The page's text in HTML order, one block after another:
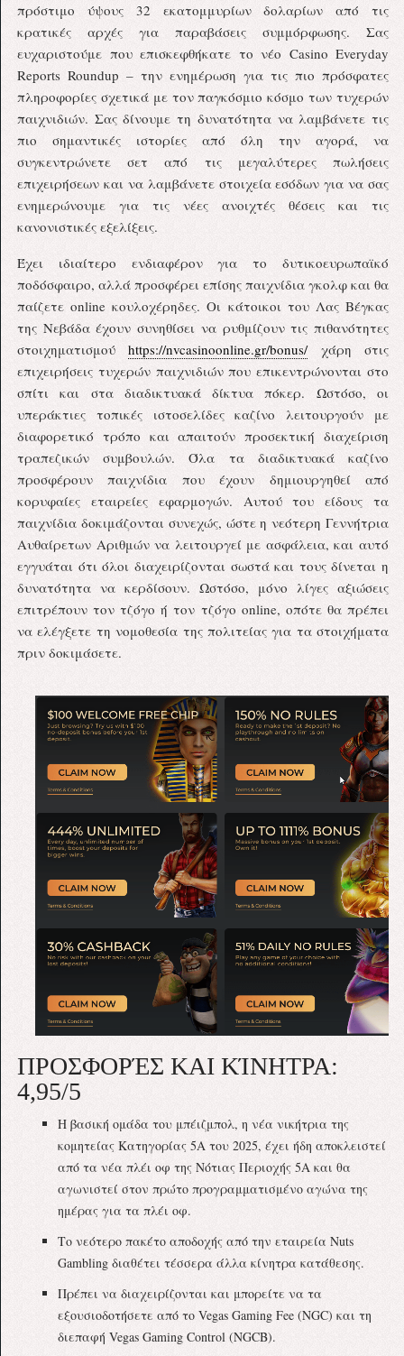
πρόστιμο ύψους 32 εκατομμυρίων δολαρίων από τις
κρατικές αρχές για παραβάσεις συμμόρφωσης. Σας
ευχαριστούμε που επισκεφθήκατε το νέο Casino Everyday
Reports Roundup – την ενημέρωση για τις πιο πρόσφατες
πληροφορίες σχετικά με τον παγκόσμιο κόσμο των τυχερών
παιχνιδιών. Σας δίνουμε τη δυνατότητα να λαμβάνετε τις
πιο σημαντικές ιστορίες από όλη την αγορά, να
συγκεντρώνετε σετ από τις μεγαλύτερες πωλήσεις
επιχειρήσεων και να λαμβάνετε στοιχεία εσόδων για να σας
ενημερώνουμε για τις νέες ανοιχτές θέσεις και τις
κανονιστικές εξελίξεις.
Έχει ιδιαίτερο ενδιαφέρον για το δυτικοευρωπαϊκό
ποδόσφαιρο, αλλά προσφέρει επίσης παιχνίδια γκολφ και θα
παίζετε online κουλοχέρηδες. Οι κάτοικοι του Λας Βέγκας
της Νεβάδα έχουν συνηθίσει να ρυθμίζουν τις πιθανότητες
στοιχηματισμούhttps://nvcasinoonline.gr/bonus/χάρη στις
επιχειρήσεις τυχερών παιχνιδιών που επικεντρώνονται στο
σπίτι και στα διαδικτυακά δίκτυα πόκερ. Ωστόσο, οι
υπεράκτιες τοπικές ιστοσελίδες καζίνο λειτουργούν με
διαφορετικό τρόπο και απαιτούν προσεκτική διαχείριση
τραπεζικών συμβουλών. Όλα τα διαδικτυακά καζίνο
προσφέρουν παιχνίδια που έχουν δημιουργηθεί από
κορυφαίες εταιρείες εφαρμογών. Αυτού του είδους τα
παιχνίδια δοκιμάζονται συνεχώς, ώστε η νεότερη Γεννήτρια
Αυθαίρετων Αριθμών να λειτουργεί με ασφάλεια, και αυτό
εγγυάται ότι όλοι διαχειρίζονται σωστά και τους δίνεται η
δυνατότητα να κερδίσουν. Ωστόσο, μόνο λίγες αξιώσεις
επιτρέπουν τον τζόγο ή τον τζόγο online, οπότε θα πρέπει
να ελέγξετε τη νομοθεσία της πολιτείας για τα στοιχήματα
πριν δοκιμάσετε.
ΠΡΟΣΦΟΡΈΣ ΚΑΙ ΚΊΝΗΤΡΑ:
4,95/5
Η βασική ομάδα του μπέιζμπολ, η νέα νικήτρια της
κομητείας Κατηγορίας 5Α του 2025, έχει ήδη αποκλειστεί
από τα νέα πλέι οφ της Νότιας Περιοχής 5Α και θα
αγωνιστεί στον πρώτο προγραμματισμένο αγώνα της
ημέρας για τα πλέι οφ.
Το νεότερο πακέτο αποδοχής από την εταιρεία Nuts
Gambling διαθέτει τέσσερα άλλα κίνητρα κατάθεσης.
Πρέπει να διαχειρίζονται και μπορείτε να τα
εξουσιοδοτήσετε από το Vegas Gaming Fee (NGC) και τη
διεπαφή Vegas Gaming Control (NGCB).